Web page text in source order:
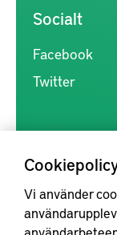
Vi använder
Socialt
Facebook
Twitter
inom produkt-